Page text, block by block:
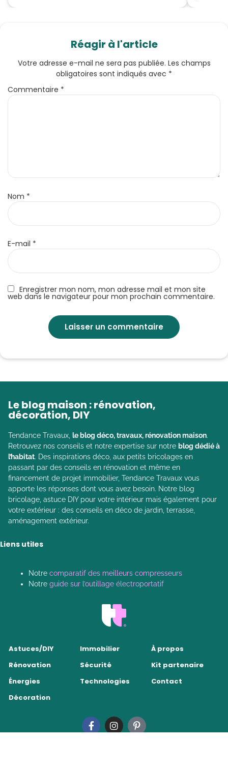
Réagir à l'article
Enregistrer mon nom, mon adresse mail et mon site
web dans le navigateur pour mon prochain commentaire.
Votre adresse e-mail ne sera pas publiée. Les champs
obligatoires sont indiqués avec *
Commentaire *
Nom *
E-mail *
Le blog maison : rénovation,
décoration, DIY
Tendance Travaux, le blog déco, travaux, rénovation maison.
Retrouvez nos conseils et notre expertise sur notre blog dédié à
l’habitat. Des inspirations déco, aux petits bricolages en
passant par des conseils en rénovation et même en
financement de projet immobilier, Tendance Travaux vous
apporte les réponses dont vous avez besoin. Notre blog
bricolage, astuce DIY pour votre intérieur mais également pour
votre extérieur : des conseils en déco de jardin, terrasse,
aménagement extérieur.
Liens utiles
Notre comparatif des meilleurs compresseurs
Notre guide sur l’outillage électroportatif
Astuces/DIY
Rénovation
Énergies
Décoration
Immobilier
Sécurité
Technologies
À propos
Kit partenaire
Contact